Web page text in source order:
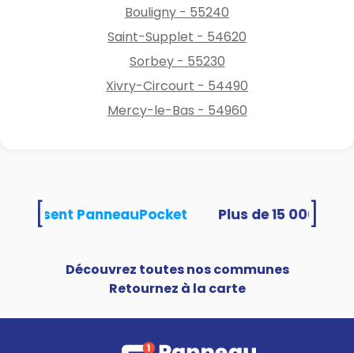
Bouligny - 55240
Saint-Supplet - 54620
Sorbey - 55230
Xivry-Circourt - 54490
Mercy-le-Bas - 54960
utilisent PanneauPocket
Découvrez toutes nos communes
Retournez à la carte